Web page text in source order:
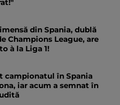
din Spania, dublă
Champions League, are
à la Liga 1!
campionatul în Spania
iar acum a semnat în